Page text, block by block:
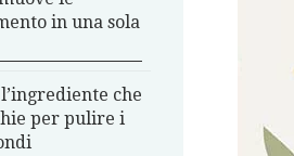
in una sola
che
per pulire i